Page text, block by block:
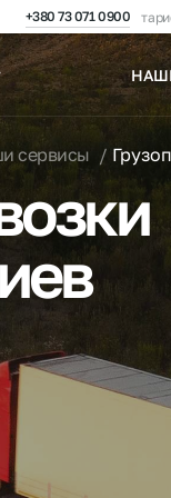
+380 73 071 0900
сервисы